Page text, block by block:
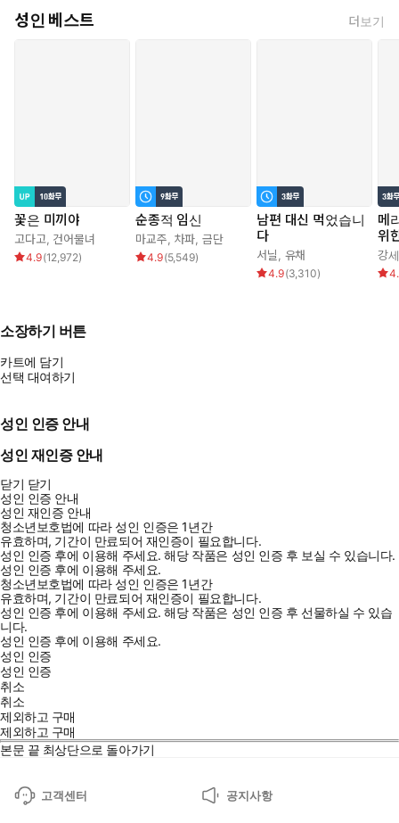
성인 베스트 더보기
꽃은 미끼야
고다고, 건어물녀
4.9(12,972)
순종적 임신
마교주, 차파, 금단
4.9(5,549)
남편 대신 먹었습니
다
서닐, 유채
4.9(3,310)
메
위
강
소장하기 버튼
카트에 담기
선택 대여하기
성인 인증 안내
성인 재인증 안내
닫기 닫기
성인 인증 안내
성인 재인증 안내
청소년보호법에 따라 성인 인증은 1년간
유효하며, 기간이 만료되어 재인증이 필요합니다.
성인 인증 후에 이용해 주세요.해당 작품은 성인 인증 후 보실 수 있습니다.
성인 인증 후에 이용해 주세요.
청소년보호법에 따라 성인 인증은 1년간
유효하며, 기간이 만료되어 재인증이 필요합니다.
성인 인증 후에 이용해 주세요.해당 작품은 성인 인증 후 선물하실 수 있습
니다.
성인 인증 후에 이용해 주세요.
성인 인증
성인 인증
취소
취소
제외하고 구매
제외하고 구매
본문 끝 최상단으로 돌아가기
고객센터 공지사항